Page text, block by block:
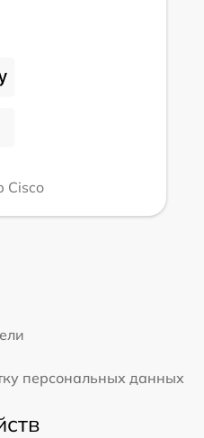
Cisco
персональных данных